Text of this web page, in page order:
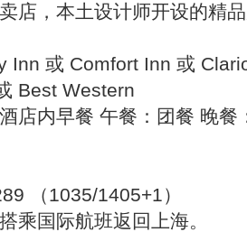
店，本土设计师开设的精
Inn 或 Comfort Inn 或
Best Western
店内早餐 午餐：团餐 晚餐
（1035/1405+1）
乘国际航班返回上海。